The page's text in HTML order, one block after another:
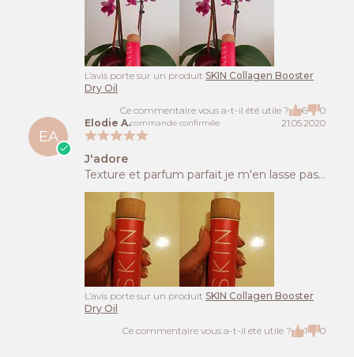
L’avis porte sur un produit SKIN Collagen Booster
Dry Oil
Ce commentaire vous a-t-il été utile ?
6 0
EA
Elodie A.commande confirmée 21.05.2020
J'adore
Texture et parfum parfait je m'en lasse pas...
L’avis porte sur un produit SKIN Collagen Booster
Dry Oil
Ce commentaire vous a-t-il été utile ?
1 0